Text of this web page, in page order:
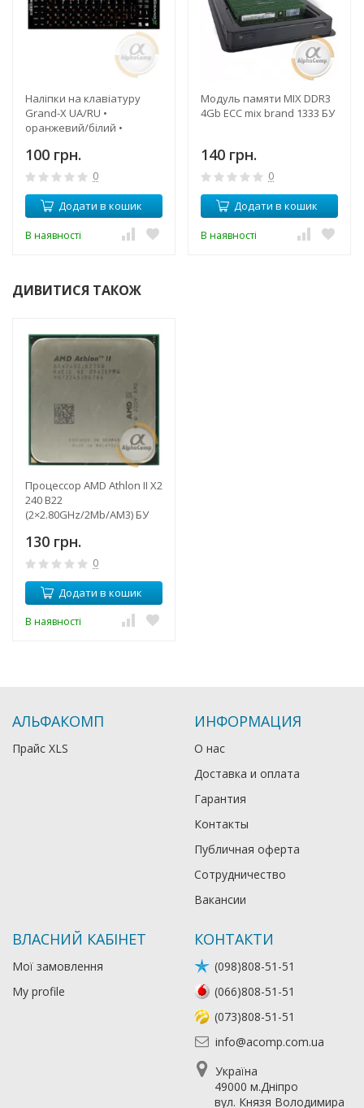
Наліпки на клавіатуру
Grand-X UA/RU •
оранжевий/білий •
100 грн.
0
Додати в кошик
В наявності
Модуль памяти MIX DDR3
4Gb ECC mix brand 1333 БУ
140 грн.
0
Додати в кошик
В наявності
ДИВИТИСЯ ТАКОЖ
Процессор AMD Athlon II X2
240 B22
(2×2.80GHz/2Mb/AM3) БУ
130 грн.
0
Додати в кошик
В наявності
АЛЬФАКОМП
Прайс XLS
ИНФОРМАЦИЯ
О нас
Доставка и оплата
Гарантия
Контакты
Публичная оферта
Сотрудничество
Вакансии
ВЛАСНИЙ КАБІНЕТ
Мої замовлення
My profile
КОНТАКТИ
(098)808-51-51
(066)808-51-51
(073)808-51-51
info@acomp.com.ua
Україна
49000 м.Дніпро
вул. Князя Володимира